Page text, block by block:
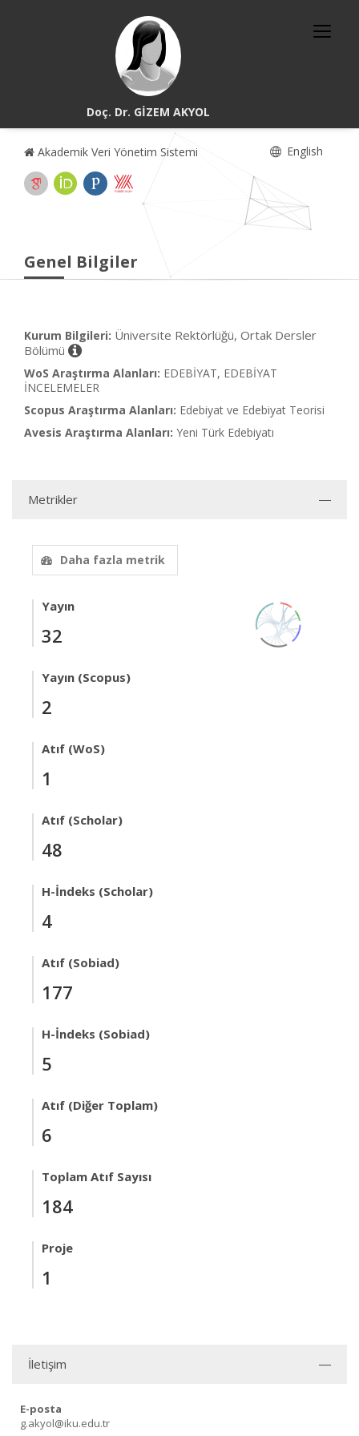
Doç. Dr. GİZEM AKYOL
Akademik Veri Yönetim Sistemi English
Genel Bilgiler
Kurum Bilgileri: Üniversite Rektörlüğü, Ortak Dersler
Bölümü
WoS Araştırma Alanları: EDEBİYAT, EDEBİYAT
İNCELEMELER
Scopus Araştırma Alanları: Edebiyat ve Edebiyat Teorisi
Avesis Araştırma Alanları: Yeni Türk Edebiyatı
Metrikler
Daha fazla metrik
Yayın
32
Yayın (Scopus)
2
Atıf (WoS)
1
Atıf (Scholar)
48
H-İndeks (Scholar)
4
Atıf (Sobiad)
177
H-İndeks (Sobiad)
5
Atıf (Diğer Toplam)
6
Toplam Atıf Sayısı
184
Proje
1
İletişim
E-posta
g.akyol@iku.edu.tr